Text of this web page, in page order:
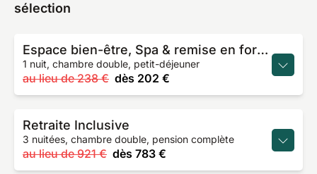
sélection
Espace bien-être, Spa & remise en forme Inclus
1 nuit, chambre double, petit-déjeuner
au lieu de 238 € dès 202 €
Retraite Inclusive
3 nuitées, chambre double, pension complète
au lieu de 921 € dès 783 €